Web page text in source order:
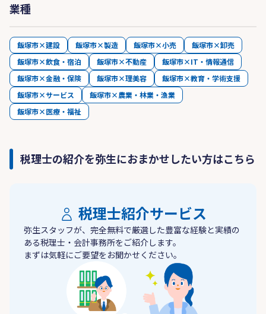
業種
飯塚市×建設 飯塚市×製造 飯塚市×小売
飯塚市×卸売
飯塚市×飲食・宿泊
飯塚市×不動産
飯塚市×IT・情報通信
飯塚市×金融・保険
飯塚市×理美容
飯塚市×教育・学術支援
飯塚市×サービス
飯塚市×農業・林業・漁業
飯塚市×医療・福祉
税理士の紹介を弥生におまかせしたい方はこちら
税理士紹介サービス
弥生スタッフが、完全無料で厳選した豊富な経験と実績の
ある税理士・会計事務所をご紹介します。
まずは気軽にご要望をお聞かせください。